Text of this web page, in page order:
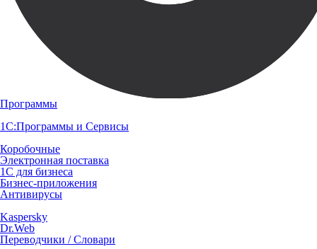
Программы
1С:Программы и Сервисы
Коробочные
Электронная поставка
1С для бизнеса
Бизнес-приложения
Антивирусы
Kaspersky
Dr.Web
Переводчики / Словари